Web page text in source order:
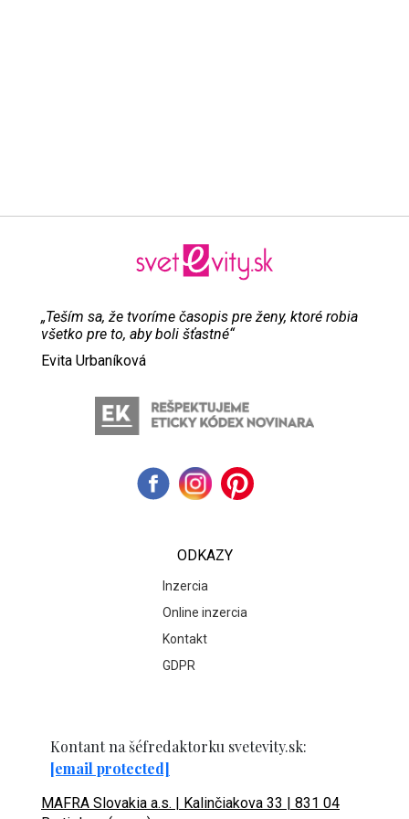
„Teším sa, že tvoríme časopis pre ženy, ktoré robia
všetko pre to, aby boli šťastné“
Evita Urbaníková
ODKAZY
Inzercia
Online inzercia
Kontakt
GDPR
Kontant na šéfredaktorku svetevity.sk:
[email protected]
MAFRA Slovakia a.s. | Kalinčiakova 33 | 831 04